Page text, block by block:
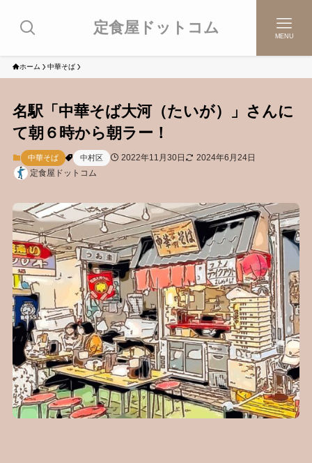
定食屋ドットコム MENU
ホーム 中華そば
名駅「中華そば大河（たいが）」さんに
て朝６時から朝ラー！
中華そば 中村区 2022年11月30日
2024年6月24日
定食屋ドットコム